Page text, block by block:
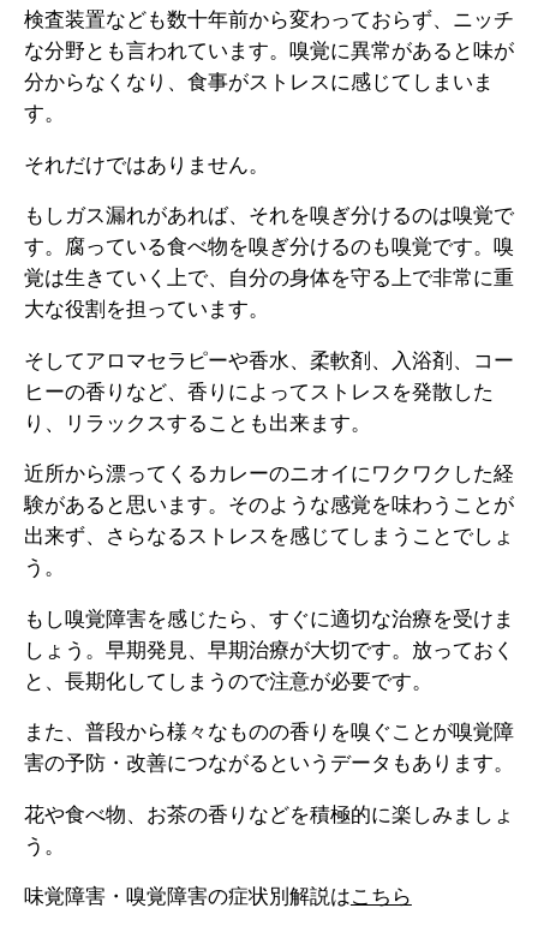
検査装置なども数十年前から変わっておらず、ニッチ
な分野とも言われています。嗅覚に異常があると味が
分からなくなり、食事がストレスに感じてしまいま
す。
それだけではありません。
もしガス漏れがあれば、それを嗅ぎ分けるのは嗅覚で
す。腐っている食べ物を嗅ぎ分けるのも嗅覚です。嗅
覚は生きていく上で、自分の身体を守る上で非常に重
大な役割を担っています。
そしてアロマセラピーや香水、柔軟剤、入浴剤、コー
ヒーの香りなど、香りによってストレスを発散した
り、リラックスすることも出来ます。
近所から漂ってくるカレーのニオイにワクワクした経
験があると思います。そのような感覚を味わうことが
出来ず、さらなるストレスを感じてしまうことでしょ
う。
もし嗅覚障害を感じたら、すぐに適切な治療を受けま
しょう。早期発見、早期治療が大切です。放っておく
と、長期化してしまうので注意が必要です。
また、普段から様々なものの香りを嗅ぐことが嗅覚障
害の予防・改善につながるというデータもあります。
花や食べ物、お茶の香りなどを積極的に楽しみましょ
う。
味覚障害・嗅覚障害の症状別解説はこちら